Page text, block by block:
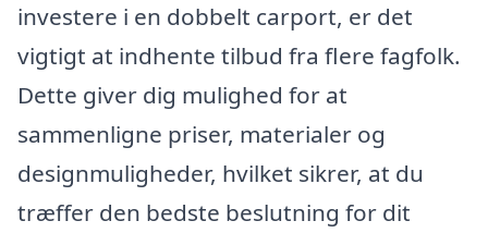
investere i en dobbelt carport, er det
vigtigt at indhente tilbud fra flere fagfolk.
Dette giver dig mulighed for at
sammenligne priser, materialer og
designmuligheder, hvilket sikrer, at du
træffer den bedste beslutning for dit